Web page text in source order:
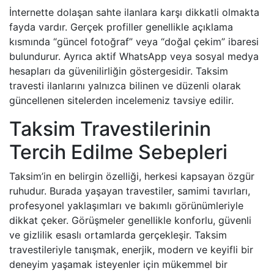
İnternette dolaşan sahte ilanlara karşı dikkatli olmakta
fayda vardır. Gerçek profiller genellikle açıklama
kısmında “güncel fotoğraf” veya “doğal çekim” ibaresi
bulundurur. Ayrıca aktif WhatsApp veya sosyal medya
hesapları da güvenilirliğin göstergesidir. Taksim
travesti ilanlarını yalnızca bilinen ve düzenli olarak
güncellenen sitelerden incelemeniz tavsiye edilir.
Taksim Travestilerinin
Tercih Edilme Sebepleri
Taksim’in en belirgin özelliği, herkesi kapsayan özgür
ruhudur. Burada yaşayan travestiler, samimi tavırları,
profesyonel yaklaşımları ve bakımlı görünümleriyle
dikkat çeker. Görüşmeler genellikle konforlu, güvenli
ve gizlilik esaslı ortamlarda gerçekleşir. Taksim
travestileriyle tanışmak, enerjik, modern ve keyifli bir
deneyim yaşamak isteyenler için mükemmel bir